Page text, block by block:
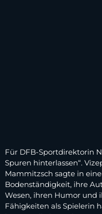
Für DFB-Sportdirektorin
Spuren hinterlassen“.
Mammitzsch sagte in
Bodenständigkeit, ihre
Wesen, ihren Humor und
Fähigkeiten als Spielerin